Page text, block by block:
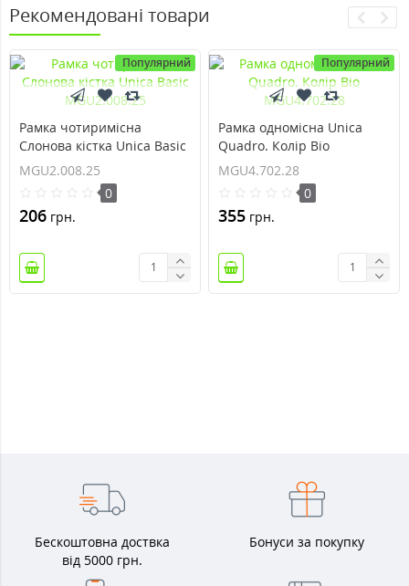
Рекомендовані товари
Популярний
Рамка чотиримісна
Слонова кістка Unica Basic
MGU2.008.25
MGU2.008.25
0
206 грн.
Популярний
Рамка одномісна Unica
Quadro. Колір Bio
MGU4.702.28
MGU4.702.28
0
355 грн.
Бескоштовна доствка
від 5000 грн.
Бонуси за покупку